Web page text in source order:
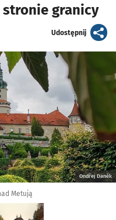
granicy
Udostępnijartykuł
Ondřej Daněk
Metują